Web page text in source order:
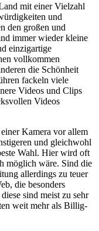
mit einer Vielzahl
und
den großen und
immer wieder kleine
einzigartige
vollkommen
die Schönheit
fackeln viele
Videos und Clips
Videos
Kamera vor allem
und gleichwohl
Wahl. Hier wird oft
möglich wäre. Sind die
allerdings zu teuer
die besonders
sind meist zu sehr
weit mehr als Billig-